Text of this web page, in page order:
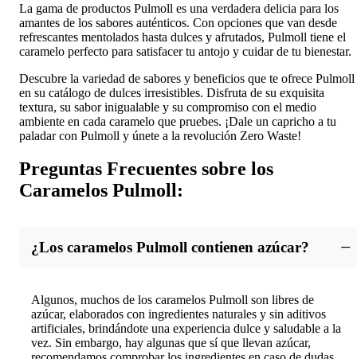
La gama de productos Pulmoll es una verdadera delicia para los
amantes de los sabores auténticos. Con opciones que van desde
refrescantes mentolados hasta dulces y afrutados, Pulmoll tiene el
caramelo perfecto para satisfacer tu antojo y cuidar de tu bienestar.
Descubre la variedad de sabores y beneficios que te ofrece Pulmoll
en su catálogo de dulces irresistibles. Disfruta de su exquisita
textura, su sabor inigualable y su compromiso con el medio
ambiente en cada caramelo que pruebes. ¡Dale un capricho a tu
paladar con Pulmoll y únete a la revolución Zero Waste!
Preguntas Frecuentes sobre los
Caramelos Pulmoll:
¿Los caramelos Pulmoll contienen azúcar?
Algunos, muchos de los caramelos Pulmoll son libres de
azúcar, elaborados con ingredientes naturales y sin aditivos
artificiales, brindándote una experiencia dulce y saludable a la
vez. Sin embargo, hay algunas que sí que llevan azúcar,